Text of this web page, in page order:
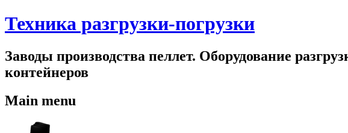
Техника разгрузки-погрузки
Заводы производства пеллет. Оборудование
контейнеров
Main menu